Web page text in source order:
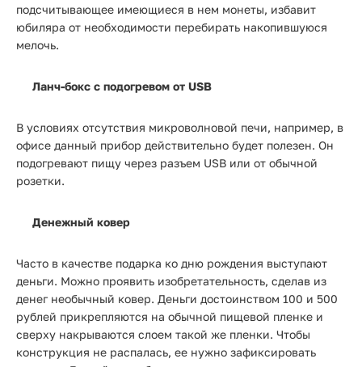
подсчитывающее имеющиеся в нем монеты, избавит
юбиляра от необходимости перебирать накопившуюся
мелочь.
Ланч-бокс с подогревом от USB
В условиях отсутствия микроволновой печи, например, в
офисе данный прибор действительно будет полезен. Он
подогревают пищу через разъем USB или от обычной
розетки.
Денежный ковер
Часто в качестве подарка ко дню рождения выступают
деньги. Можно проявить изобретательность, сделав из
денег необычный ковер. Деньги достоинством 100 и 500
рублей прикрепляются на обычной пищевой пленке и
сверху накрываются слоем такой же пленки. Чтобы
конструкция не распалась, ее нужно зафиксировать